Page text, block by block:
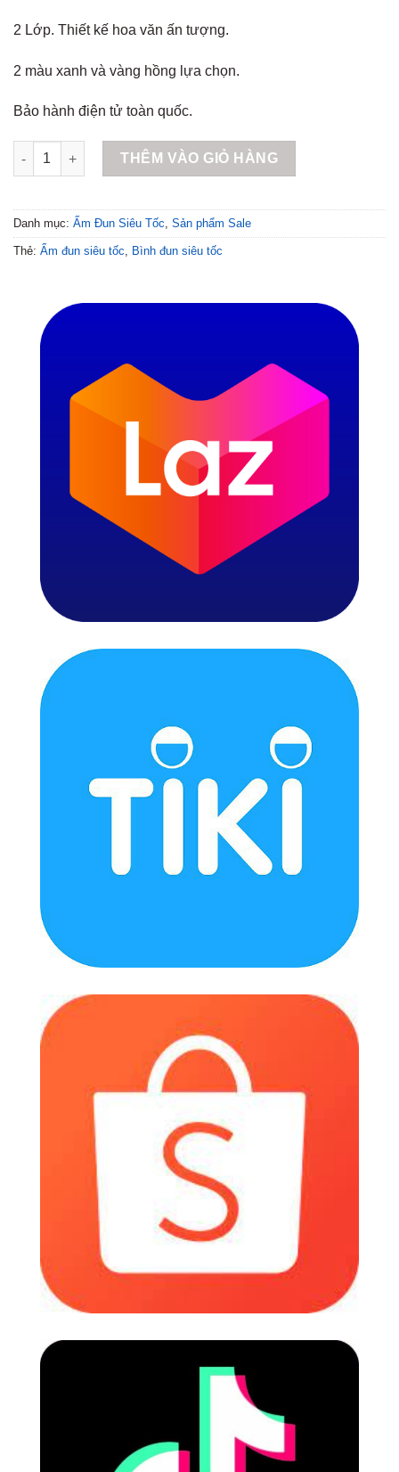
2 Lớp. Thiết kế hoa văn ấn tượng.
2 màu xanh và vàng hồng lựa chọn.
Bảo hành điện tử toàn quốc.
Ấm đun siêu tốc 2 Lít BK-20B số lượng
THÊM VÀO GIỎ HÀNG
Danh mục: Ấm Đun Siêu Tốc, Sản phẩm Sale
Thẻ: Ấm đun siêu tốc, Bình đun siêu tốc